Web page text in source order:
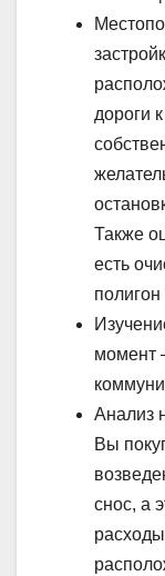
дороги
Также
есть
момент
Анализ
Вы
снос, а